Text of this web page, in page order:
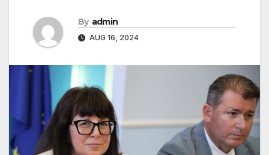
By admin
AUG 16, 2024